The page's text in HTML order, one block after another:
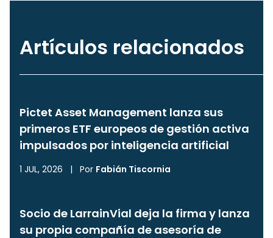
Artículos relacionados
Pictet Asset Management lanza sus
primeros ETF europeos de gestión activa
impulsados por inteligencia artificial
1 JUL, 2026 | Por Fabián Tiscornia
Socio de LarrainVial deja la firma y lanza
su propia compañía de asesoría de